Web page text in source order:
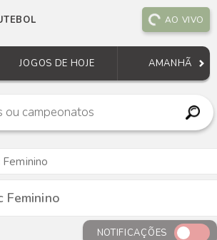
AO VIVO
JOGOS DE HOJE AMANHÃ
Feminino
NOTIFICAÇÕES